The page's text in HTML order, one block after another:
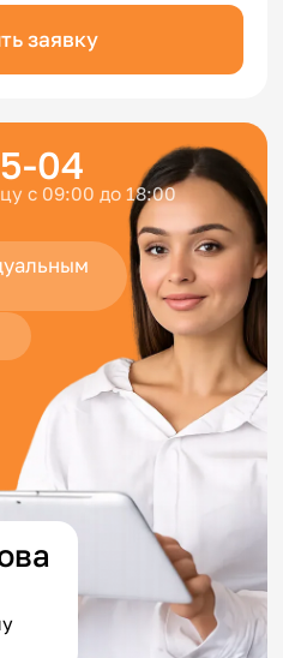
заявку
04
с 09:00 до 18:00